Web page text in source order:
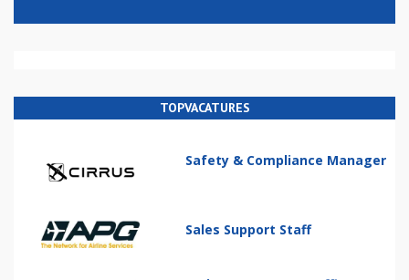
TOPVACATURES
Safety & Compliance Manager
Sales Support Staff